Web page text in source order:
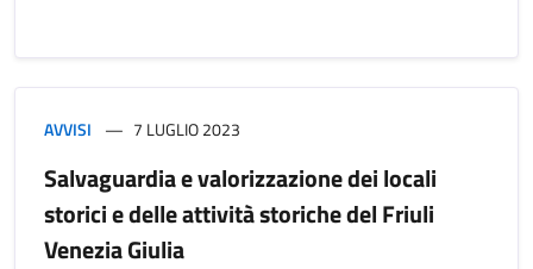
AVVISI 7 LUGLIO 2023
Salvaguardia e valorizzazione dei locali
storici e delle attività storiche del Friuli
Venezia Giulia